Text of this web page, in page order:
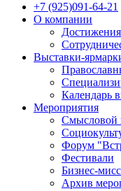
+7 (925)091-64-21
О компании
Достижения
Выставки-
Календарь
Мероприятия
Смысловой
Форум
Фестивали
Бизнес-
Архив